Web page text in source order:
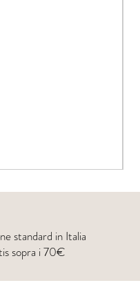
standard in Italia
sopra i 70€